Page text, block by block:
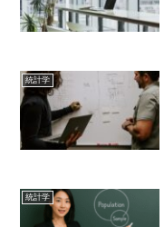
統計学
統計学